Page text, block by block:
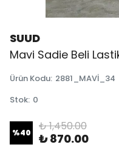
SUUD
Mavi Sadie Beli
Ürün Kodu: 2881_MAVİ_34
Stok: 0
%40 ₺ 1,450.00
₺ 870.00